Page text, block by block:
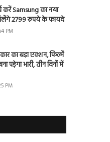
करें Samsung का नया
2799 रुपये के फायदे
PM
का बड़ा एक्शन, फिल्में
पड़ेगा भारी, तीन दिनों में
PM